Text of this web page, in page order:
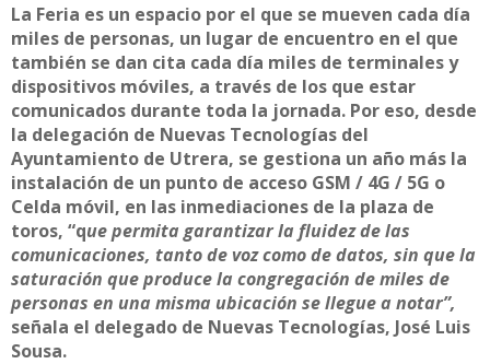
La Feria es un espacio por el que se mueven cada día
miles de personas, un lugar de encuentro en el que
también se dan cita cada día miles de terminales y
dispositivos móviles, a través de los que estar
comunicados durante toda la jornada. Por eso, desde
la delegación de Nuevas Tecnologías del
Ayuntamiento de Utrera, se gestiona un año más la
instalación de un punto de acceso GSM / 4G / 5G o
Celda móvil, en las inmediaciones de la plaza de
toros, “que permita garantizar la fluidez de las
comunicaciones, tanto de voz como de datos, sin que la
saturación que produce la congregación de miles de
personas en una misma ubicación se llegue a notar”,
señala el delegado de Nuevas Tecnologías, José Luis
Sousa.